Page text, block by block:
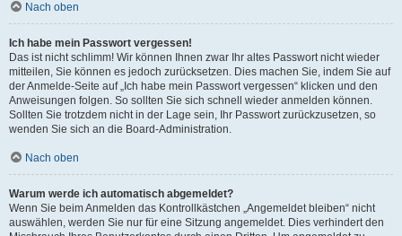
Nach oben
Ich habe mein Passwort vergessen!
Das ist nicht schlimm! Wir können Ihnen zwar Ihr altes Passwort nicht wieder
mitteilen, Sie können es jedoch zurücksetzen. Dies machen Sie, indem Sie auf
der Anmelde-Seite auf „Ich habe mein Passwort vergessen“ klicken und den
Anweisungen folgen. So sollten Sie sich schnell wieder anmelden können.
Sollten Sie trotzdem nicht in der Lage sein, Ihr Passwort zurückzusetzen, so
wenden Sie sich an die Board-Administration.
Nach oben
Warum werde ich automatisch abgemeldet?
Wenn Sie beim Anmelden das Kontrollkästchen „Angemeldet bleiben“ nicht
auswählen, werden Sie nur für eine Sitzung angemeldet. Dies verhindert den